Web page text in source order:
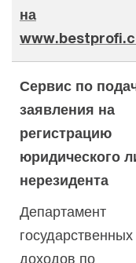
на
Сервис по
заявления на
регистрацию
юридического
нерезидента
Департамент
государственных
доходов по